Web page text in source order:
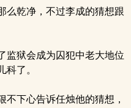
乾净，不过李成的猜想跟
狱会成为囚犯中老大地位
科了。
下心告诉任烛他的猜想，